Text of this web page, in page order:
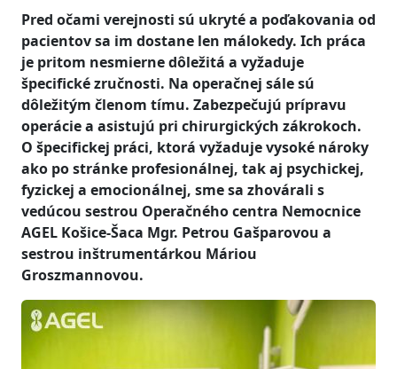
Pred očami verejnosti sú ukryté a poďakovania od
pacientov sa im dostane len málokedy. Ich práca
je pritom nesmierne dôležitá a vyžaduje
špecifické zručnosti. Na operačnej sále sú
dôležitým členom tímu. Zabezpečujú prípravu
operácie a asistujú pri chirurgických zákrokoch.
O špecifickej práci, ktorá vyžaduje vysoké nároky
ako po stránke profesionálnej, tak aj psychickej,
fyzickej a emocionálnej, sme sa zhovárali s
vedúcou sestrou Operačného centra Nemocnice
AGEL Košice-Šaca Mgr. Petrou Gašparovou a
sestrou inštrumentárkou Máriou
Groszmannovou.